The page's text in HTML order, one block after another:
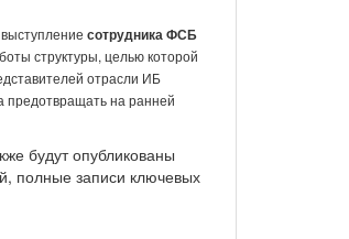
сотрудника ФСБ
структуры, целью которой
отрасли ИБ
на ранней
будут опубликованы
полные записи ключевых